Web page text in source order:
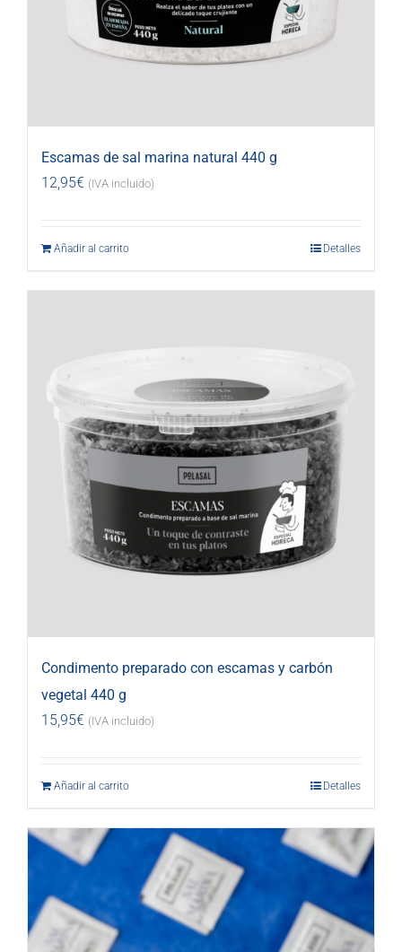
Escamas de sal marina natural 440 g
12,95€ (IVA incluido)
Añadir al carrito Detalles
Condimento preparado con escamas y carbón
vegetal 440 g
15,95€ (IVA incluido)
Añadir al carrito Detalles